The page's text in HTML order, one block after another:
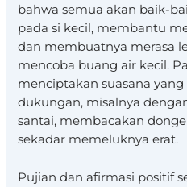
bahwa semua akan baik-
pada si kecil, membantu
dan membuatnya merasa
mencoba buang air kecil.
menciptakan suasana
dukungan, misalnya
santai, membacakan
sekadar memeluknya erat.
Pujian dan afirmasi positif